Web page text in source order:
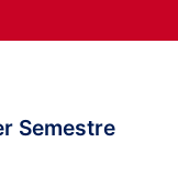
Semestre